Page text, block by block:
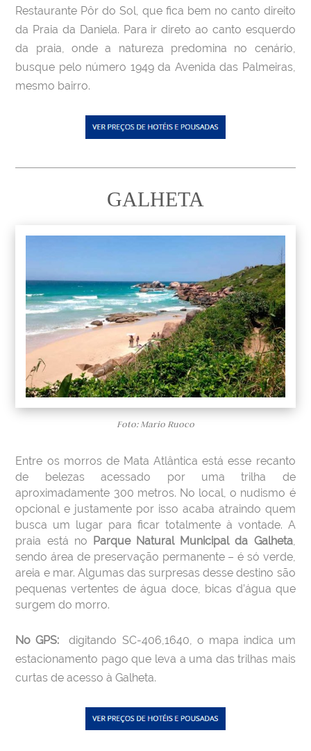
Restaurante Pôr do Sol, que fica bem no canto direito
da Praia da Daniela. Para ir direto ao canto esquerdo
da praia, onde a natureza predomina no cenário,
busque pelo número 1949 da Avenida das Palmeiras,
mesmo bairro.
GALHETA
Foto: Mario Ruoco
Entre os morros de Mata Atlântica está esse recanto
de belezas acessado por uma trilha de
aproximadamente 300 metros. No local, o nudismo é
opcional e justamente por isso acaba atraindo quem
busca um lugar para ficar totalmente à vontade. A
praia está no Parque Natural Municipal da Galheta,
sendo área de preservação permanente – é só verde,
areia e mar. Algumas das surpresas desse destino são
pequenas vertentes de água doce, bicas d’água que
surgem do morro.
No GPS:digitando SC-406,1640, o mapa indica um
estacionamento pago que leva a uma das trilhas mais
curtas de acesso à Galheta.